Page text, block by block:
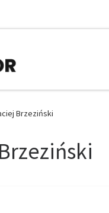
Brzeziński